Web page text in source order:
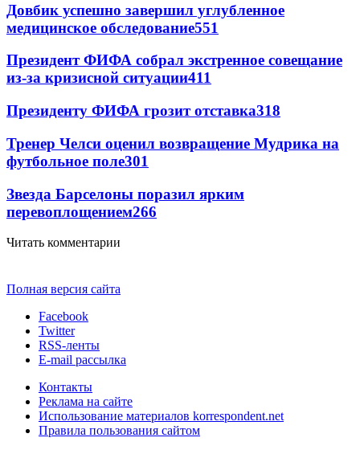
Довбик успешно завершил углубленное
медицинское обследование551
Президент ФИФА собрал экстренное совещание
из-за кризисной ситуации411
Президенту ФИФА грозит отставка318
Тренер Челси оценил возвращение Мудрика на
футбольное поле301
Звезда Барселоны поразил ярким
перевоплощением266
Читать комментарии
Полная версия сайта
Facebook
Twitter
RSS-ленты
E-mail рассылка
Контакты
Реклама на сайте
Использование материалов korrespondent.net
Правила пользования сайтом